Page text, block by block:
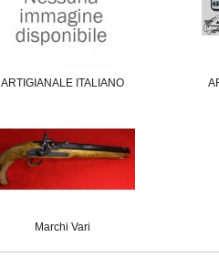
ARTIGIANALE ITALIANO
Marchi Vari